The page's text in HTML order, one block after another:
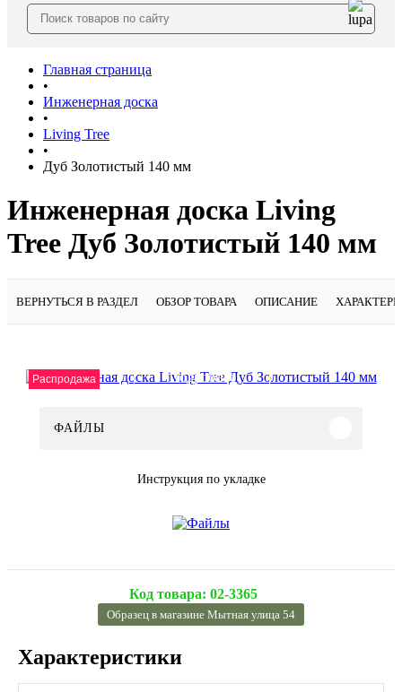
Главная страница
•
Инженерная доска
•
Living Tree
•
Дуб Золотистый 140 мм
Инженерная доска Living
Tree Дуб Золотистый 140 мм
ВЕРНУТЬСЯ В РАЗДЕЛ ОБЗОР ТОВАРА ОПИСАНИЕ
Распродажа Подробнее
ФАЙЛЫ
Инструкция по укладке
Код товара: 02-3365
Образец в магазине Мытная улица 54
Характеристики